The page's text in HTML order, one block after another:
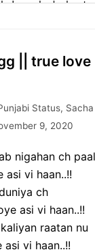
|| true love
Status,
9, 2020
nigahan ch paal
asi vi haan..!!
ch
asi vi haan..!!
raatan nu
vi haan..!!